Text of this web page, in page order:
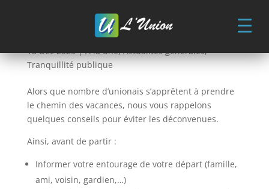
Opération tranquillité vacances
18 Déc 2025|A la une,Actualités générales,
Tranquillité publique
Alors que nombre d’unionais s’apprêtent à prendre
le chemin des vacances, nous vous rappelons
quelques conseils pour éviter les déconvenues.
Ainsi, avant de partir :
Informer votre entourage de votre départ (famille,
ami, voisin, gardien,…)